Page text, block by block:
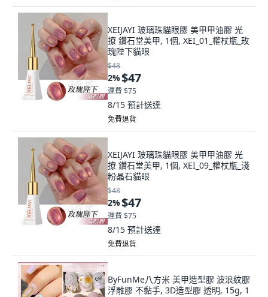
XEIJAYI 玻璃珠貓眼膠 美甲甲油膠 光
撩 鑽石堂美甲, 1個, XEI_01_權杖瓶_玫
瑰陛下貓眼
$48
2%$47
運費 $75
8/15 預計送達
免費退貨
XEIJAYI 玻璃珠貓眼膠 美甲甲油膠 光
撩 鑽石堂美甲, 1個, XEI_09_權杖瓶_淺
粉晶石貓眼
$48
2%$47
運費 $75
8/15 預計送達
免費退貨
ByFunMe八方米 美甲造型膠 波浪紋膠
浮雕膠 不黏手, 3D造型膠 透明, 15g, 1